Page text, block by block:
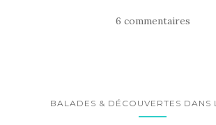
6 commentaires
BALADES & DÉCOUVERTES DANS